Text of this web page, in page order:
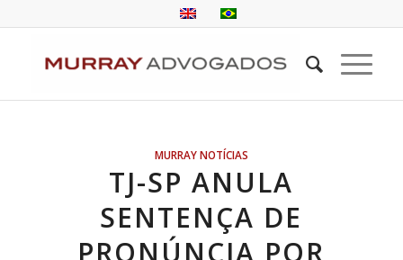
MURRAY NOTÍCIAS
TJ-SP ANULA
SENTENÇA DE
PRONÚNCIA POR